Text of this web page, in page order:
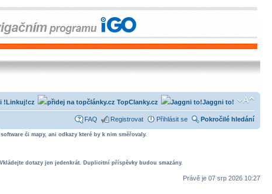
Jaggni to!
TopClanky.cz
Linkuj!cz
FAQ Registrovat Přihlásit se Pokročilé hledání
či mapy, ani odkazy které by k nim směřovaly.
dotazy jen jedenkrát. Duplicitní příspěvky budou smazány.
Právě je 07 srp 2026 10:27